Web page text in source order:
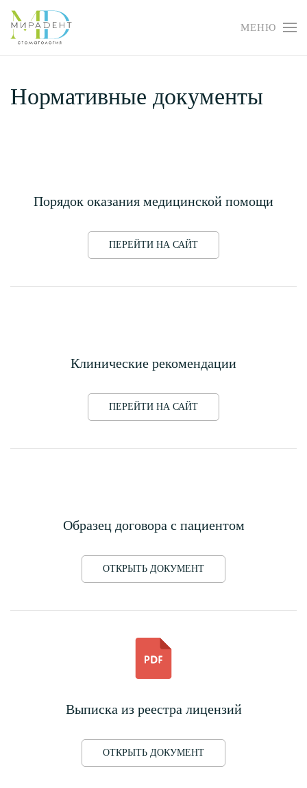
Перейти
МЕНЮ
Нормативные документы
Порядок оказания медицинской помощи
ПЕРЕЙТИ НА САЙТ
Клинические рекомендации
ПЕРЕЙТИ НА САЙТ
Образец договора с пациентом
ОТКРЫТЬ ДОКУМЕНТ
Выписка из реестра лицензий
ОТКРЫТЬ ДОКУМЕНТ